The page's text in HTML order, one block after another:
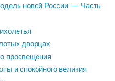
новой России — Часть
дворцах
просвещения
и спокойного величия